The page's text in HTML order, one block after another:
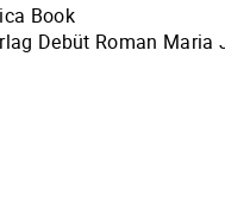
Book
Debüt Roman Maria